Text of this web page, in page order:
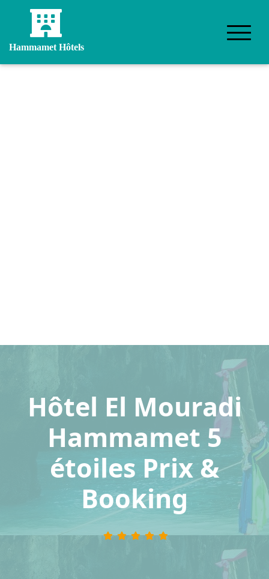
Hammamet Hôtels
Hôtel El Mouradi
Hammamet 5
étoiles Prix &
Booking